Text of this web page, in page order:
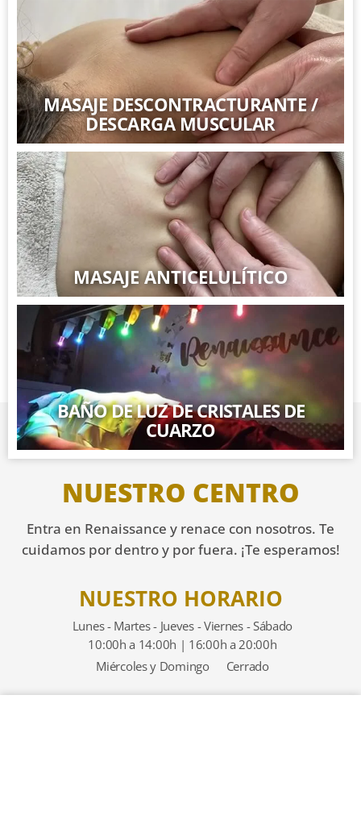
MASAJE DESCONTRACTURANTE /
DESCARGA MUSCULAR
MASAJE ANTICELULÍTICO
BAÑO DE LUZ DE CRISTALES DE
CUARZO
NUESTRO CENTRO
Entra en Renaissance y renace con nosotros. Te
cuidamos por dentro y por fuera. ¡Te esperamos!
NUESTRO HORARIO
Lunes - Martes - Jueves - Viernes - Sábado
10:00h a 14:00h | 16:00h a 20:00h
Miércoles y Domingo
Cerrado